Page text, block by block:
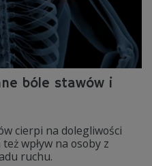
bóle stawów i
cierpi na dolegliwości
wpływ na osoby z
ruchu.